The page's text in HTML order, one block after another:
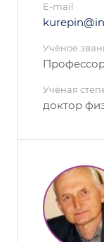
E-mail
Учёное
Учёная
доктор